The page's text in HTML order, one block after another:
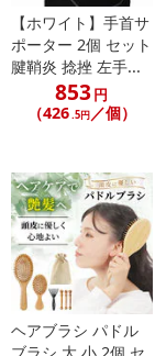
【ホワイト】手首サ
ポーター 2個 セット
腱鞘炎 捻挫 左手...
853円
（426.5円／個）
ヘアブラシ パドル